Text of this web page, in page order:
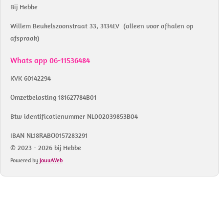
Bij Hebbe
Willem Beukelszoonstraat 33, 3134LV (alleen voor afhalen op
afspraak)
Whats app 06-11536484
KVK 60142294
Omzetbelasting 181627784B01
Btw identificatienummer NL002039853B04
IBAN NL18RABO0157283291
© 2023 - 2026 bij Hebbe
Powered by JouwWeb